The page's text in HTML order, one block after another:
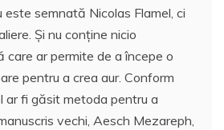
este semnată Nicolas Flamel, ci
Şi nu conţine nicio
care ar permite de a începe o
pentru a crea aur. Conform
ar fi găsit metoda pentru a
vechi, Aesch Mezareph,